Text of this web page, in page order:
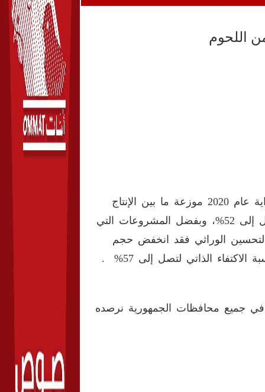
اللحوم
وضعت وزارة الزراعة خطة لتوفير الاحتياجات من اللحوم في بداية عام 2020 موزعة ما بين الإنتاج
المحلي والمستورد انتهت إلى أن نسبة الاكتفاء الذاتي سوف تصل إلى 52%، وبفضل المشروعات التي
الوراثي فقد انخفض حجم
الذاتي لتصل إلى 57% .
في جميع محافظات الجمهورية نرصده